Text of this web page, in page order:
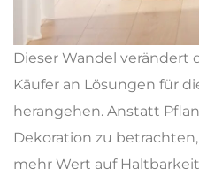
Dieser Wandel verändert
Käufer an Lösungen für
herangehen. Anstatt
Dekoration zu
mehr Wert auf